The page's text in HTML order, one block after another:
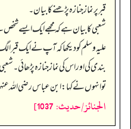
قبر پر نماز جنازہ پڑھنے کا بیان۔
شعبی کا بیان ہے کہ مجھے ایک ایسے
علیہ وسلم کو دیکھا کہ آپ نے ایک قبر
بندی کی اور اس کی نماز جنازہ پڑھائی۔
تو انہوں نے کہا: ابن عباس رضی الله
الجنائز/حدیث: 1037]